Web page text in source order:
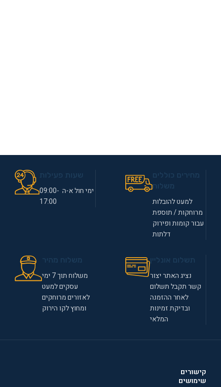
למעט להובלות
מרוחקות / תוספת
עבור קומות ופירוק
דלתות
ימי חול א-ה 09:00-
17:00
נציג האתר יצור
קשר תקבל תשלום
לאחר ההזמנה
ובדיקת זמינות
המלאי
משלוח תוך 7 ימי
עסקים למעט
לאזורים מרוחקים
ומחוץ לקו הירוק
קישורים
שימושים